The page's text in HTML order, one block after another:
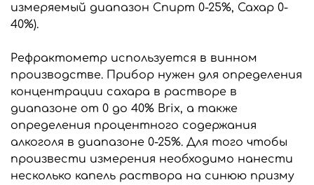
измеряемый диапазон Спирт 0-25%, Сахар 0-
40%).
Рефрактометр используется в винном
производстве. Прибор нужен для определения
концентрации сахара в растворе в
диапазоне от 0 до 40% Brix, а также
определения процентного содержания
алкоголя в диапазоне 0-25%. Для того чтобы
произвести измерения необходимо нанести
несколько капель раствора на синюю призму